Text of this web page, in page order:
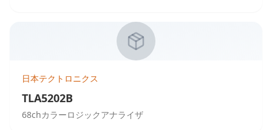
日本テクトロニクス
TLA5202B
68chカラーロジックアナライザ